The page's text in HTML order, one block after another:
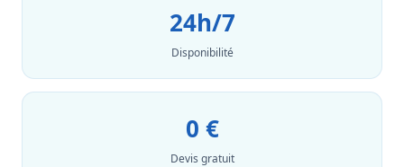
24h/7
Disponibilité
0 €
Devis gratuit